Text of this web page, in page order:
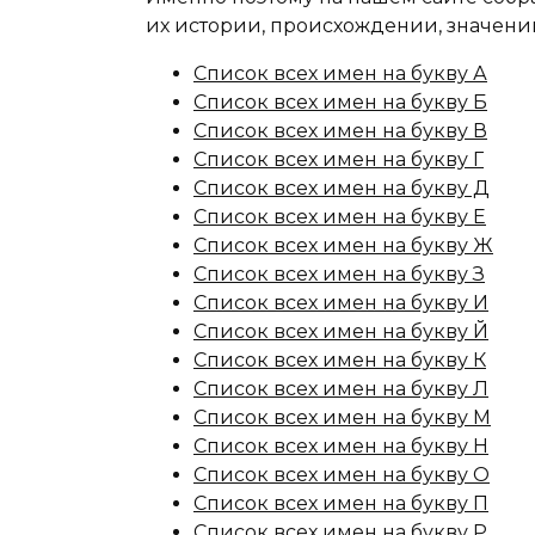
их истории, происхождении,
Список всех имен на букву А
Список всех имен на букву Б
Список всех имен на букву В
Список всех имен на букву Г
Список всех имен на букву Д
Список всех имен на букву Е
Список всех имен на букву Ж
Список всех имен на букву З
Список всех имен на букву И
Список всех имен на букву Й
Список всех имен на букву К
Список всех имен на букву Л
Список всех имен на букву М
Список всех имен на букву Н
Список всех имен на букву О
Список всех имен на букву П